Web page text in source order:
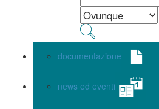
documentazione
news ed eventi